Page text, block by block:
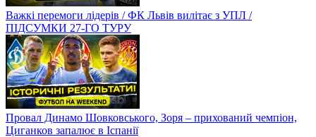
Важкі перемоги лідерів / ФК Львів вилітає з УПЛ /
ПІДСУМКИ 27-ГО ТУРУ
Провал Динамо Шовковського, Зоря – прихований чемпіон,
Циганков запалює в Іспанії